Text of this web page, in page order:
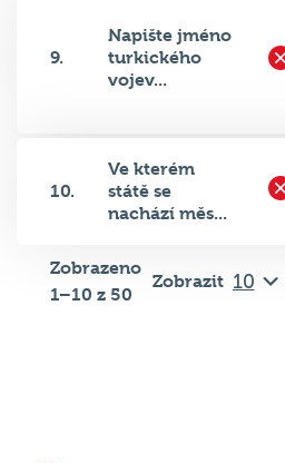
9.
Napište jméno
turkického
vojev...
10.
Ve kterém
státě se
nachází měs...
Zobrazeno
1–10 z 50
Zobrazit